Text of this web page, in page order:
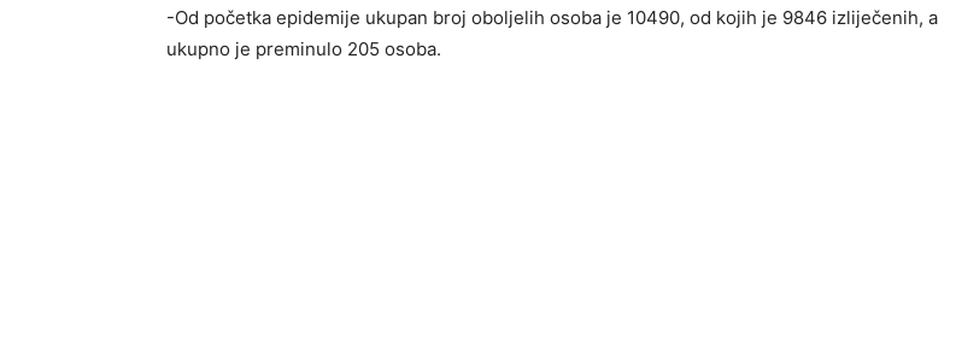
-Od početka epidemije ukupan broj oboljelih osoba je 10490, od kojih je 9846 izliječenih, a
ukupno je preminulo 205 osoba.